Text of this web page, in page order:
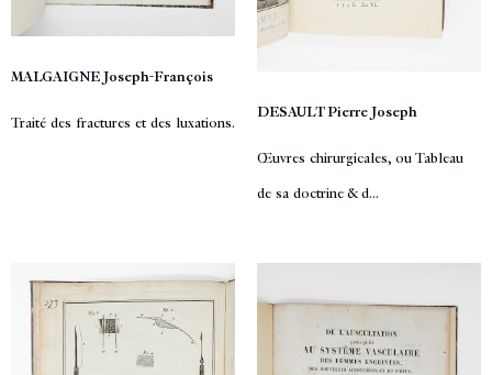
MALGAIGNE Joseph-François
Traité des fractures et des luxations.
DESAULT Pierre Joseph
Œuvres chirurgicales, ou Tableau
de sa doctrine & d...